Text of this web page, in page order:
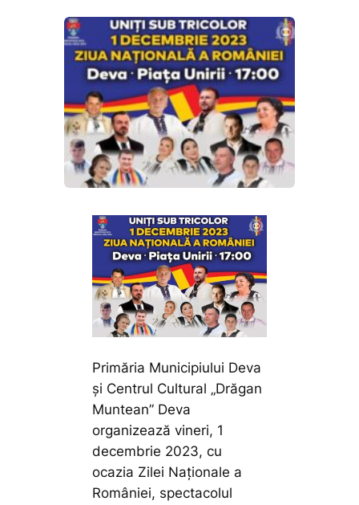
Primăria Municipiului Deva
și Centrul Cultural „Drăgan
Muntean” Deva
organizează vineri, 1
decembrie 2023, cu
ocazia Zilei Naționale a
României, spectacolul